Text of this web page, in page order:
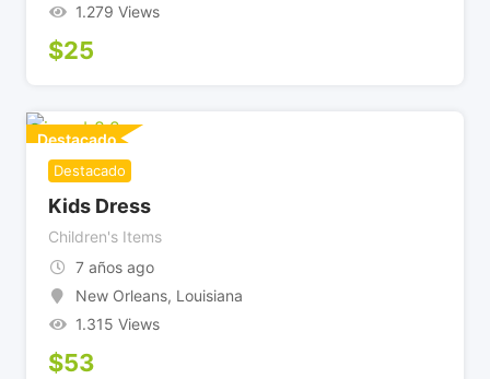
1.279 Views
$25
Destacado
Destacado
Kids Dress
Children's Items
7 años ago
New Orleans, Louisiana
1.315 Views
$53